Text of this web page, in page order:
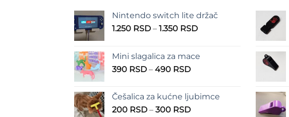
Nintendo switch lite držač
1.250 RSD – 1.350 RSDRaspon
1.250 RSD
Mini slagalica za mace
390 RSD – 490 RSDRaspon
390 RSD
do
Češalica za kućne ljubimce
200 RSD – 300 RSDRaspon